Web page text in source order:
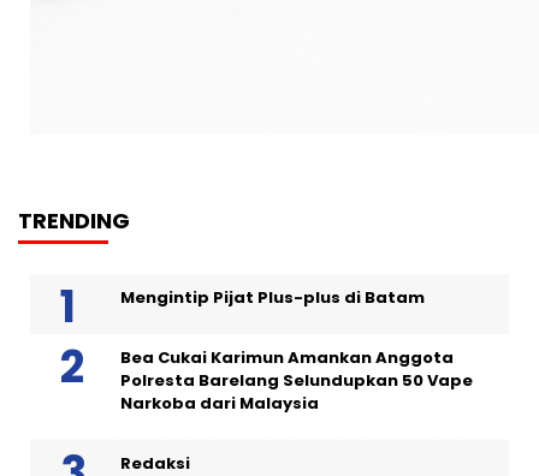
TRENDING
Mengintip Pijat Plus-plus di Batam
Bea Cukai Karimun Amankan Anggota
Polresta Barelang Selundupkan 50 Vape
Narkoba dari Malaysia
Redaksi